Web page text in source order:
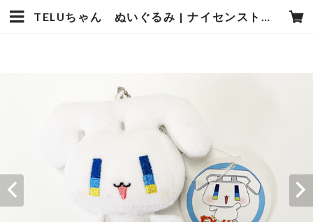
TELUちゃん ぬいぐるみ | ナイセンストアオンライン